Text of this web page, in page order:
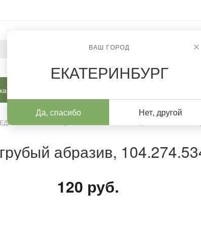
ВАШ ГОРОД
ЕКАТЕРИНБУРГ
Да, спасибо Нет, другой
И КОРРЕКЦИИ Алмазные
абразив,
120 руб.